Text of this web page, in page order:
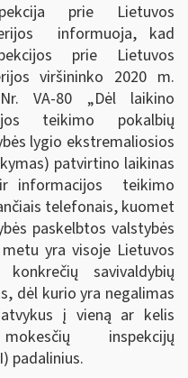
prie Lietuvos
informuoja, kad
prie Lietuvos
viršininko 2020 m.
VA-80 „Dėl laikino
teikimo pokalbių
lygio ekstremaliosios
patvirtino laikinas
informacijos teikimo
telefonais, kuomet
paskelbtos valstybės
yra visoje Lietuvos
savivaldybių
dėl kurio yra negalimas
į vieną ar kelis
inspekcijų
padalinius.